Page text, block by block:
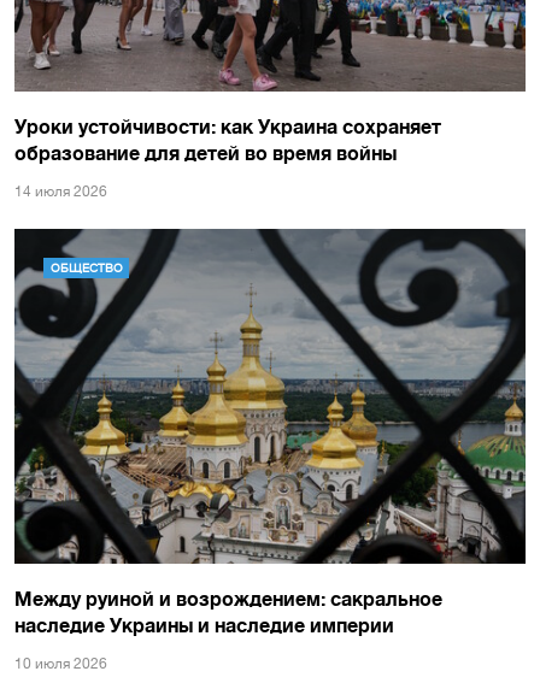
Уроки устойчивости: как Украина сохраняет
образование для детей во время войны
14 июля 2026
ОБЩЕСТВО
Между руиной и возрождением: сакральное
наследие Украины и наследие империи
10 июля 2026